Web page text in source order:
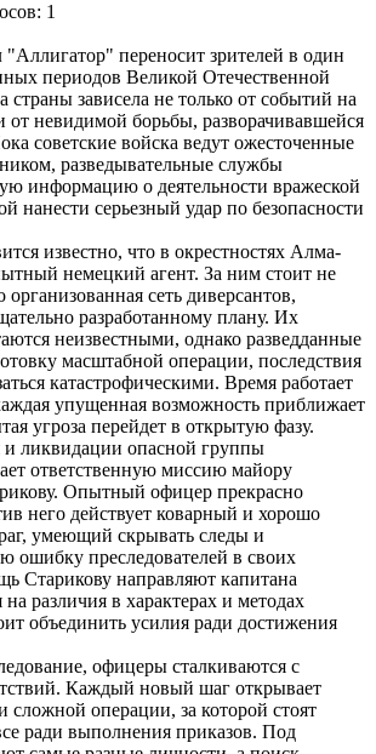
1
"Аллигатор" переносит зрителей в один
периодов Великой Отечественной
страны зависела не только от событий на
невидимой борьбы, разворачивавшейся
советские войска ведут ожесточенные
разведывательные службы
информацию о деятельности вражеской
нанести серьезный удар по безопасности
известно, что в окрестностях Алма-
немецкий агент. За ним стоит не
сеть диверсантов,
разработанному плану. Их
неизвестными, однако разведданные
масштабной операции, последствия
катастрофическими. Время работает
упущенная возможность приближает
угроза перейдет в открытую фазу.
и ликвидации опасной группы
ответственную миссию майору
Опытный офицер прекрасно
него действует коварный и хорошо
умеющий скрывать следы и
ошибку преследователей в своих
Старикову направляют капитана
различия в характерах и методах
объединить усилия ради достижения
офицеры сталкиваются с
Каждый новый шаг открывает
сложной операции, за которой стоят
ради выполнения приказов. Под